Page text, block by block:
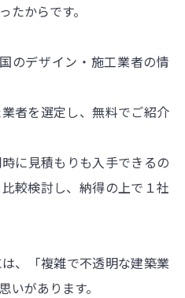
たからです。
のデザイン・施工業者の情
者を選定し、無料でご紹介
に見積もりも入手できるの
較検討し、納得の上で１社
、「複雑で不透明な建築業
いがあります。